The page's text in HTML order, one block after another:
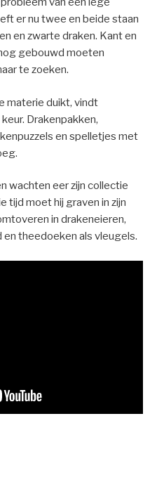
er nu twee en beide staan
en zwarte draken. Kant en
gebouwd moeten
te zoeken.
materie duikt, vindt
Drakenpakken,
en spelletjes met
wachten eer zijn collectie
tijd moet hij graven in zijn
in drakeneieren,
en theedoeken als vleugels.